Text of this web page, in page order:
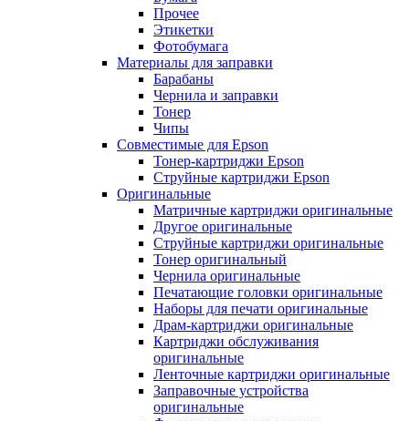
Прочее
Этикетки
Фотобумага
Материалы для заправки
Барабаны
Чернила и заправки
Тонер
Чипы
Совместимые для Epson
Тонер-картриджи Epson
Струйные картриджи Epson
Оригинальные
Матричные картриджи оригинальные
Другое оригинальные
Струйные картриджи оригинальные
Тонер оригинальный
Чернила оригинальные
Печатающие головки оригинальные
Наборы для печати оригинальные
Драм-картриджи оригинальные
Картриджи обслуживания
оригинальные
Ленточные картриджи оригинальные
Заправочные устройства
оригинальные